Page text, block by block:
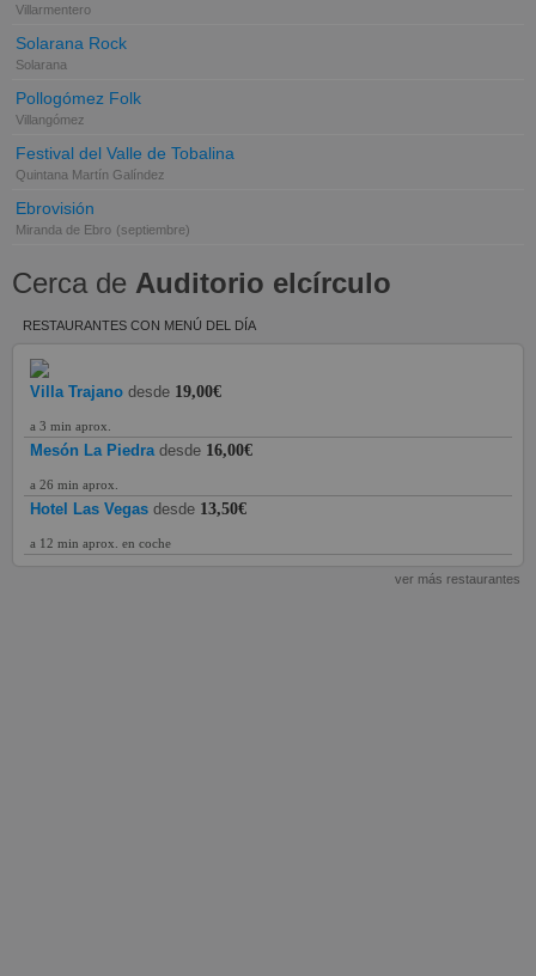
Villarmentero
Solarana Rock
Solarana
Pollogómez Folk
Villangómez
Festival del Valle de Tobalina
Quintana Martín Galíndez
Ebrovisión
Miranda de Ebro (septiembre)
Cerca de Auditorio elcírculo
RESTAURANTES CON MENÚ DEL DÍA
Villa Trajano desde 19,00€
a 3 min aprox.
Mesón La Piedra desde 16,00€
a 26 min aprox.
Hotel Las Vegas desde 13,50€
a 12 min aprox. en coche
ver más restaurantes